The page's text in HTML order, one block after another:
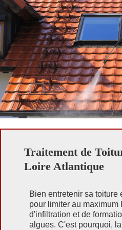
Traitement de
Loire Atlantique
Bien entretenir sa toiture
pour limiter au maximum
d'infiltration et de
algues. C'est pourquoi,